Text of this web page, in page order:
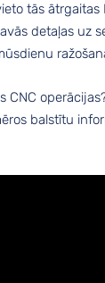
tās
detaļas uz
CNC
balstītu